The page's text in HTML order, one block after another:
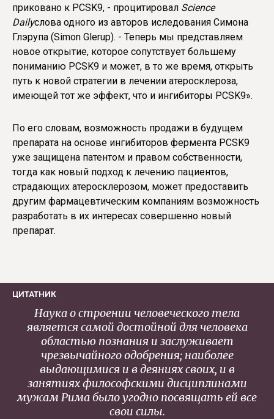
приковано к PCSK9, - процитировал Science
Dailyслова одного из авторов иследования Симона
Глэрупа (Simon Glerup). - Теперь мы представляем
новое открытие, которое сопутствует большему
пониманию PCSK9 и может, в то же время, открыть
путь к новой стратегии в лечении атеросклероза,
имеющей тот же эффект, что и ингибиторы PCSK9».
По его словам, возможность продажи в будущем
препарата на основе ингибиторов фермента PCSK9
уже защищена патентом и правом собственности,
тогда как новый подход к лечению пациентов,
страдающих атеросклерозом, может предоставить
другим фармацевтическим компаниям возможность
разработать в их интересах совершенно новый
препарат.
ЦИТАТНИК
Наука о строении человеческого тела
является самой достойной для человека
областью познания и заслуживает
чрезвычайного одобрения; наиболее
выдающимися и в деяниях своих, и в
занятиях философскими дисциплинами
мужам Рима было угодно посвящать ей все
свои силы.